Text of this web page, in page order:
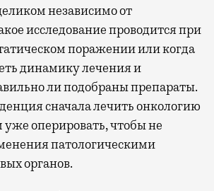
независимо от
исследование проводится при
поражении или когда
динамику лечения и
ли подобраны препараты.
сначала лечить онкологию
оперировать, чтобы не
патологическими
органов.